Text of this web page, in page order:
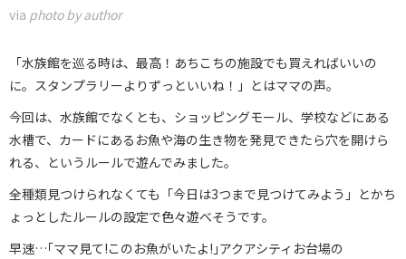
via photo by author
「水族館を巡る時は、最高！あちこちの施設でも買えればいいの
に。スタンプラリーよりずっといいね！」とはママの声。
今回は、水族館でなくとも、ショッピングモール、学校などにある
水槽で、カードにあるお魚や海の生き物を発見できたら穴を開けら
れる、というルールで遊んでみました。
全種類見つけられなくても「今日は3つまで見つけてみよう」とかち
ょっとしたルールの設定で色々遊べそうです。
早速…｢ママ見て!このお魚がいたよ!｣アクアシティお台場の